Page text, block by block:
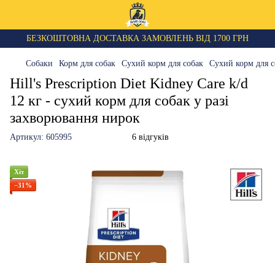
БЕЗКОШТОВНА ДОСТАВКА ЗАМОВЛЕНЬ ВІД 1700 ГРН
Собаки Корм для собак Сухий корм для собак Сухий корм для
Hill's Prescription Diet Kidney Care k/d
12 кг - сухий корм для собак у разі
захворювання нирок
Артикул: 605995 6 відгуків
Хіт
−31%